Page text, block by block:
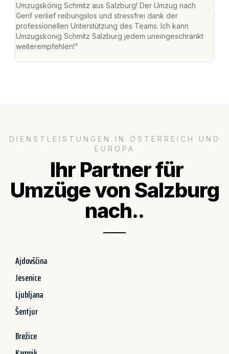
Umzugskönig Schmitz aus Salzburg! Der Umzug nach
Genf verlief reibungslos und stressfrei dank der
professionellen Unterstützung des Teams. Ich kann
Umzugskönig Schmitz Salzburg jedem uneingeschränkt
weiterempfehlen!"
DIENSTLEISTUNGEN IN ÖSTERREICH UND
EUROPA
Ihr Partner für
Umzüge von Salzburg
nach..
Ajdovščina
Jesenice
Ljubljana
Šentjur
Brežice